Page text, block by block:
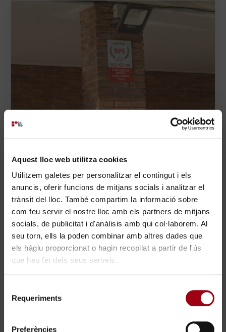
Aquest lloc web utilitza cookies
Utilitzem galetes per personalitzar el contingut i els
anuncis, oferir funcions de mitjans socials i analitzar el
trànsit del lloc. També compartim la informació sobre
com feu servir el nostre lloc amb els partners de mitjans
socials, de publicitat i d'anàlisis amb qui col·laborem. Al
seu torn, ells la poden combinar amb altres dades que
els hàgiu proporcionat o hagin recopilat a partir de l'ús
que heu fet dels seus serveis.
Requeriments
Preferències
Treballa amb nosaltres